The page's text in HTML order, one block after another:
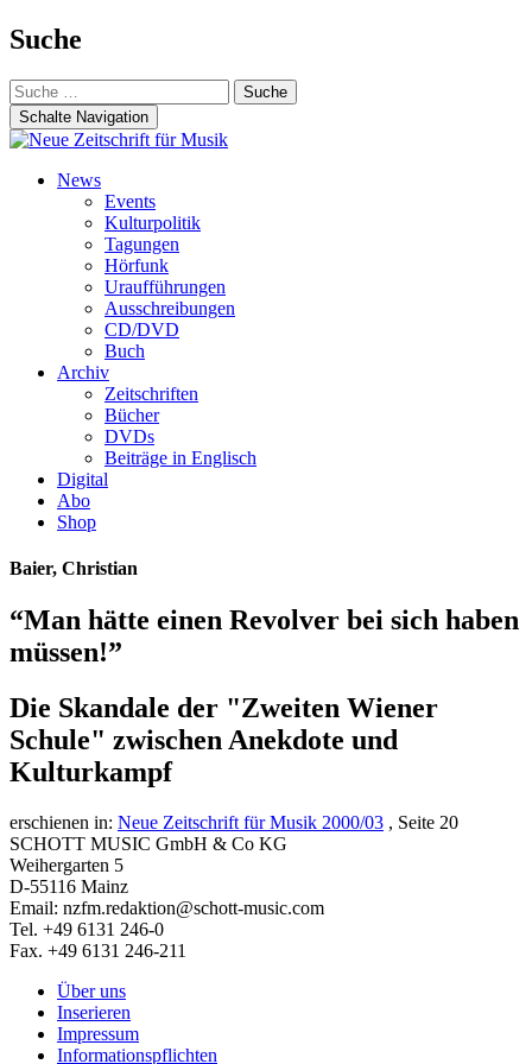
Suche
Suche
nach:
Schalte Navigation
Zum
News
Events
Kulturpolitik
Tagungen
Hörfunk
Uraufführungen
Ausschreibungen
CD/DVD
Buch
Archiv
Zeitschriften
Bücher
DVDs
Beiträge in Englisch
Digital
Abo
Shop
Baier, Christian
“Man hätte einen Revolver bei sich haben
müssen!”
Die Skandale der "Zweiten Wiener
Schule" zwischen Anekdote und
Kulturkampf
erschienen in: Neue Zeitschrift für Musik 2000/03 , Seite 20
SCHOTT MUSIC GmbH & Co KG
Weihergarten 5
D-55116 Mainz
Email: nzfm.redaktion@schott-music.com
Tel. +49 6131 246-0
Fax. +49 6131 246-211
Über uns
Inserieren
Impressum
Informationspflichten